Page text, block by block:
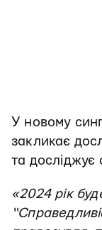
У новому
закликає
та
«2024 рік